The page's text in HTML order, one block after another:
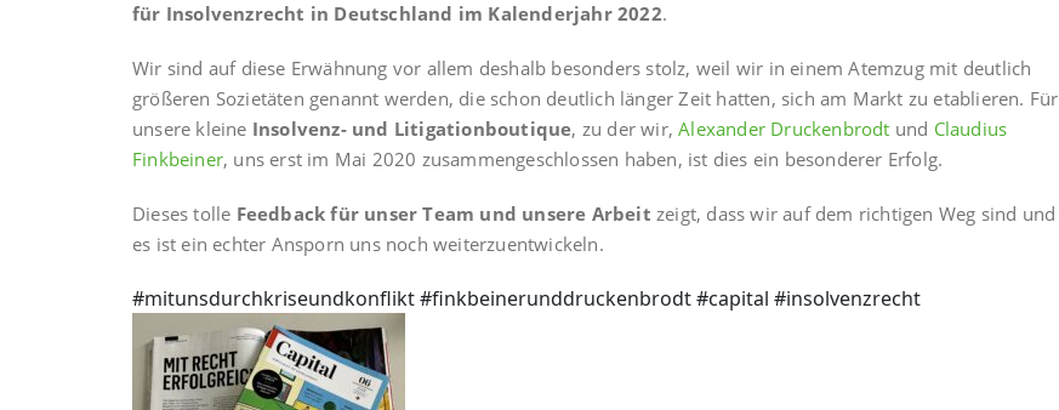
für Insolvenzrecht in Deutschland im Kalenderjahr 2022.
Wir sind auf diese Erwähnung vor allem deshalb besonders stolz, weil wir in einem Atemzug mit deutlich
größeren Sozietäten genannt werden, die schon deutlich länger Zeit hatten, sich am Markt zu etablieren. Für
unsere kleine Insolvenz- und Litigationboutique, zu der wir,Alexander Druckenbrodt und Claudius
Finkbeiner, uns erst im Mai 2020 zusammengeschlossen haben, ist dies ein besonderer Erfolg.
Dieses tolle Feedback für unser Team und unsere Arbeit zeigt, dass wir auf dem richtigen Weg sind und
es ist ein echter Ansporn uns noch weiterzuentwickeln.
#mitunsdurchkriseundkonflikt #finkbeinerunddruckenbrodt #capital #insolvenzrecht